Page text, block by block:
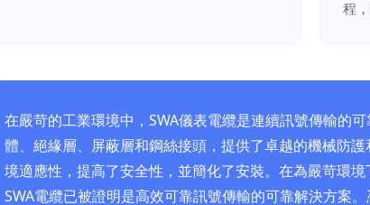
程
在嚴苛的工業環境中，SWA儀表電纜是連續訊號傳輸的
體、絕緣層、屏蔽層和鋼絲接頭，提供了卓越的機械防
境適應性，提高了安全性，並簡化了安裝。在為嚴苛環
SWA電纜已被證明是高效可靠訊號傳輸的可靠解決方案